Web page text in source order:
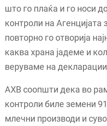
што го плаќа и го носи
контроли на Агенцијата
повторно го отворија
каква храна јадеме и
веруваме на
АХВ соопшти дека во
контроли биле земени
млечни производи и